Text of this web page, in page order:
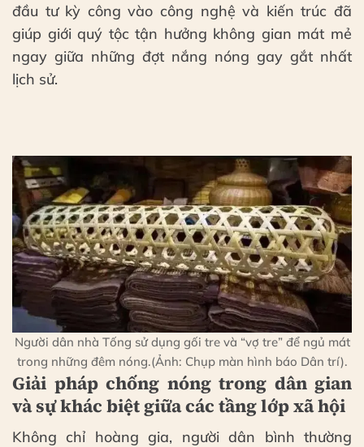
đầu tư kỳ công vào công nghệ và kiến trúc đã
giúp giới quý tộc tận hưởng không gian mát mẻ
ngay giữa những đợt nắng nóng gay gắt nhất
lịch sử.
Người dân nhà Tống sử dụng gối tre và “vợ tre” để ngủ mát
trong những đêm nóng.(Ảnh: Chụp màn hình báo Dân trí).
Giải pháp chống nóng trong dân gian
và sự khác biệt giữa các tầng lớp xã hội
Không chỉ hoàng gia, người dân bình thường